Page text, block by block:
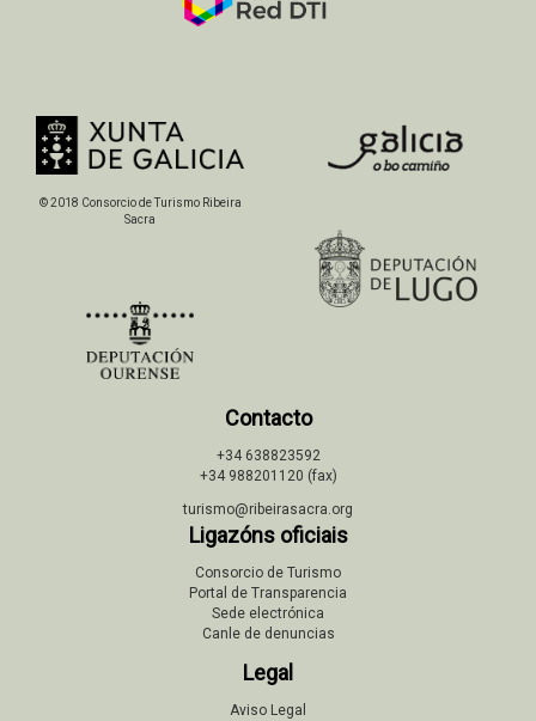
© 2018 Consorcio de Turismo Ribeira
Sacra
Contacto
+34 638823592
+34 988201120 (fax)
turismo@ribeirasacra.org
Ligazóns oficiais
Consorcio de Turismo
Portal de Transparencia
Sede electrónica
Canle de denuncias
Legal
Aviso Legal